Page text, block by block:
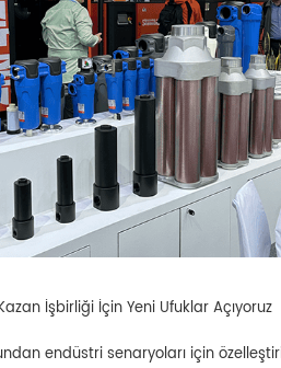
İşbirliği İçin Yeni Ufuklar Açıyoruz
endüstri senaryoları için